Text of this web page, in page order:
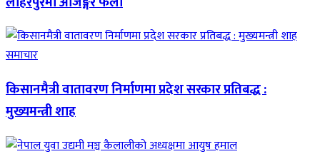
समाचार
किसानमैत्री वातावरण निर्माणमा प्रदेश सरकार प्रतिबद्ध :
मुख्यमन्त्री शाह